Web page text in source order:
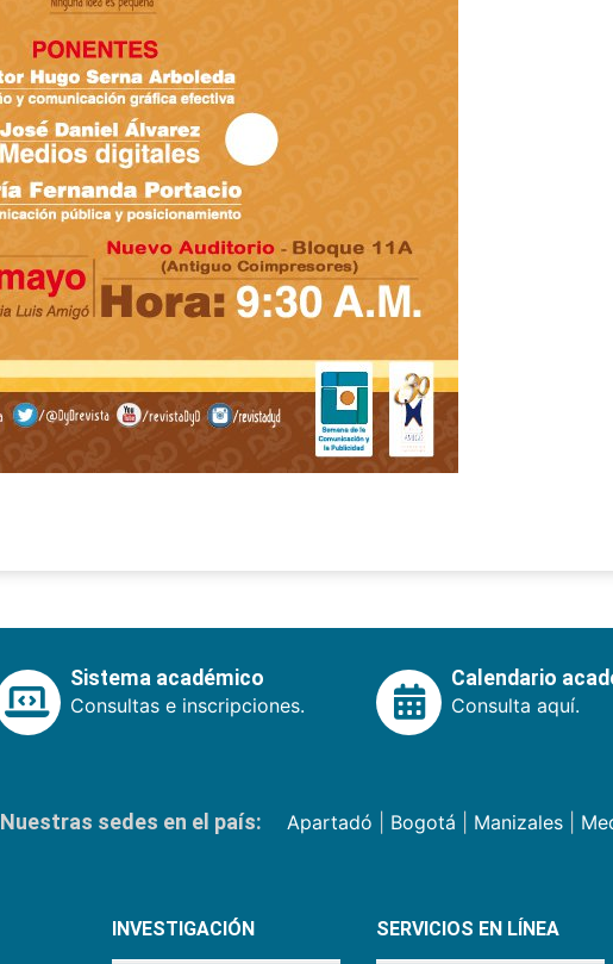
Sistema académico
Consultas e inscripciones.
Calendario
Consulta aquí.
Nuestras sedes en el país: Apartadó Bogotá Manizales|
INVESTIGACIÓN SERVICIOS EN LÍNEA